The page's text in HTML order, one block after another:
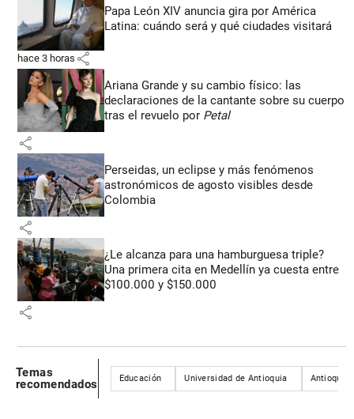
Papa León XIV anuncia gira por América
Latina: cuándo será y qué ciudades visitará
hace 3 horas share
Ariana Grande y su cambio físico: las
declaraciones de la cantante sobre su cuerpo
tras el revuelo por Petal
share
Perseidas, un eclipse y más fenómenos
astronómicos de agosto visibles desde
Colombia
share
¿Le alcanza para una hamburguesa triple?
Una primera cita en Medellín ya cuesta entre
$100.000 y $150.000
share
Temas
recomendados
Educación Universidad de Antioquia Antioquia